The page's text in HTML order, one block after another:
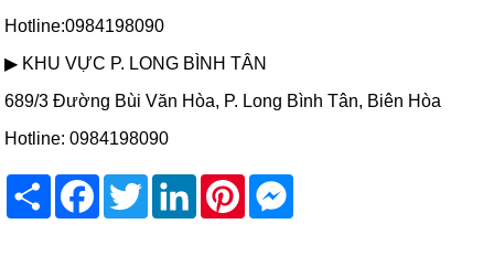
Hotline:0984198090
▶ KHU VỰC P. LONG BÌNH TÂN
689/3 Đường Bùi Văn Hòa, P. Long Bình Tân, Biên Hòa
Hotline: 0984198090
Share FacebookTwitter LinkedInPinterest